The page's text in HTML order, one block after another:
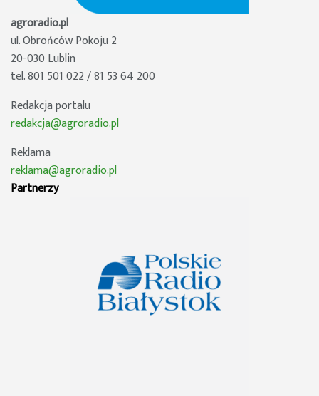
agroradio.pl
ul. Obrońców Pokoju 2
20-030 Lublin
tel. 801 501 022 / 81 53 64 200
Redakcja portalu
redakcja@agroradio.pl
Reklama
reklama@agroradio.pl
Partnerzy